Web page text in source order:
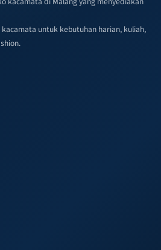
untuk kebutuhan harian, kuliah,